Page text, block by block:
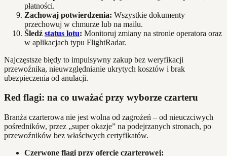
płatności.
Zachowaj potwierdzenia: Wszystkie dokumenty
przechowuj w chmurze lub na mailu.
Śledź status lotu: Monitoruj zmiany na stronie operatora oraz
w aplikacjach typu FlightRadar.
Najczęstsze błędy to impulsywny zakup bez weryfikacji
przewoźnika, nieuwzględnianie ukrytych kosztów i brak
ubezpieczenia od anulacji.
Red flagi: na co uważać przy wyborze czarteru
Branża czarterowa nie jest wolna od zagrożeń – od nieuczciwych
pośredników, przez „super okazje” na podejrzanych stronach, po
przewoźników bez właściwych certyfikatów.
Czerwone flagi przy ofercie czarterowej: